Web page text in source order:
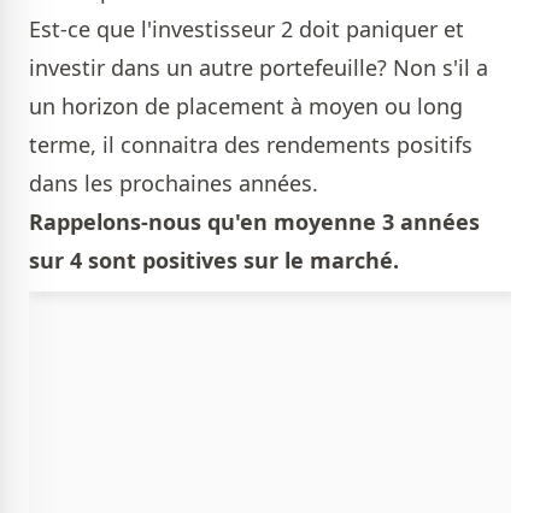
Est-ce que l'investisseur 2 doit paniquer et
investir dans un autre portefeuille? Non s'il a
un horizon de placement à moyen ou long
terme, il connaitra des rendements positifs
dans les prochaines années.
Rappelons-nous qu'en moyenne 3 années
sur 4 sont positives sur le marché.